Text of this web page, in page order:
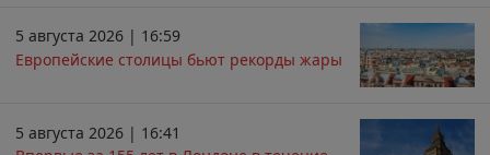
5 августа 2026 | 16:59
Европейские столицы бьют рекорды жары
5 августа 2026 | 16:41